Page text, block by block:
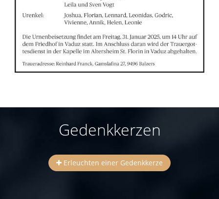
Gedenkkerzen
Erleuchten einer Gedenkkerze